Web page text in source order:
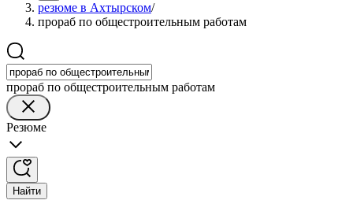
резюме в Ахтырском/
прораб по общестроительным работам
прораб по общестроительным работам
Резюме
Найти